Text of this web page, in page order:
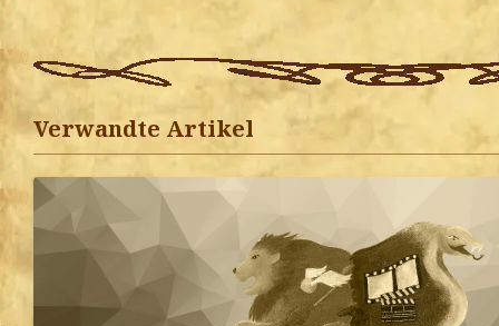
Verwandte Artikel